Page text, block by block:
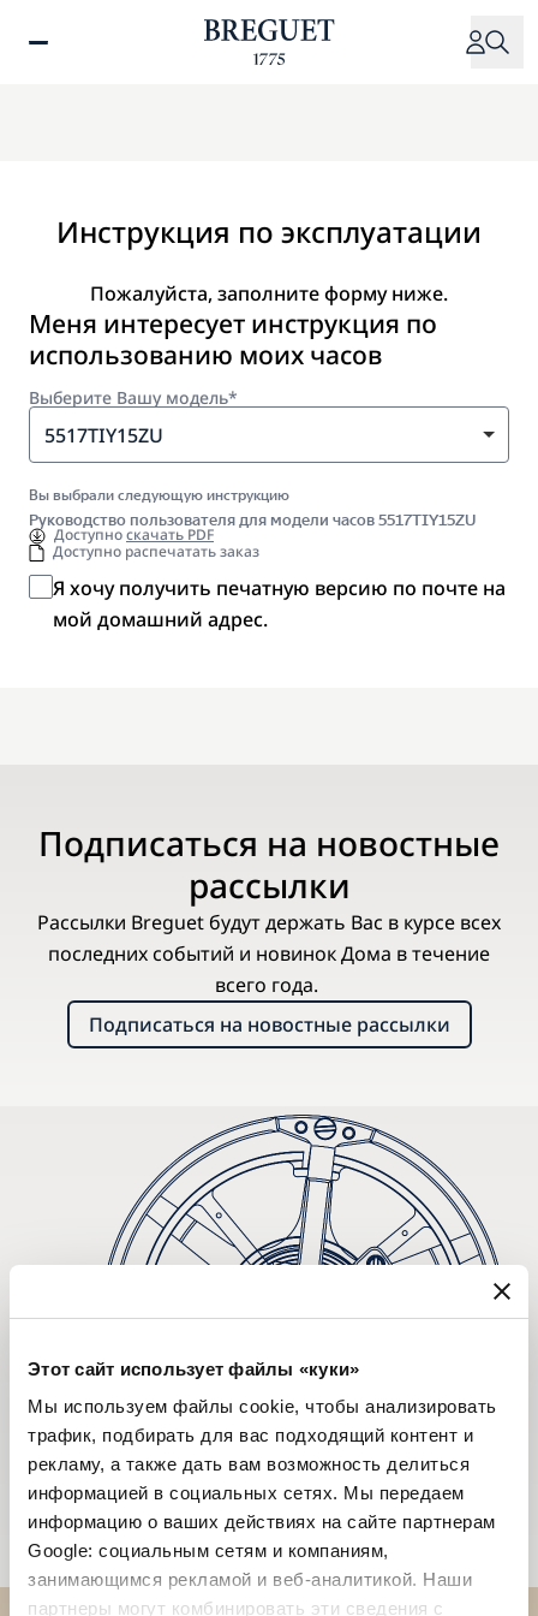
Этот сайт использует файлы «куки»
Мы используем файлы cookie, чтобы анализировать
трафик, подбирать для вас подходящий контент и
рекламу, а также дать вам возможность делиться
информацией в социальных сетях. Мы передаем
информацию о ваших действиях на сайте партнерам
Google: социальным сетям и компаниям,
занимающимся рекламой и веб-аналитикой. Наши
партнеры могут комбинировать эти сведения с
Инструкция по эксплуатации
Пожалуйста, заполните форму ниже.
Меня интересует инструкция по
использованию моих часов
Выберите Вашу модель*
5517TIY15ZU
Вы выбрали следующую инструкцию
Руководство пользователя для модели часов 5517TIY15ZU
Доступноскачать PDF
Доступно распечатать заказ
Я хочу получить печатную версию по почте на
мой домашний адрес.
Подписаться на новостные
рассылки
Рассылки Breguet будут держать Вас в курсе всех
последних событий и новинок Дома в течение
всего года.
Подписаться на новостные рассылки